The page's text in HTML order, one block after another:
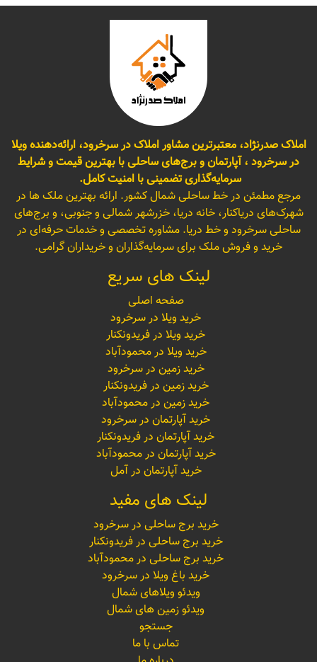
املاک صدرنژاد، معتبرترین مشاور املاک در سرخرود، ارائه‌دهنده ویلا
در سرخرود ، آپارتمان و برج‌های ساحلی با بهترین قیمت و شرایط
سرمایه‌گذاری تضمینی با امنیت کامل.
مرجع مطمئن در خط ساحلی شمال کشور. ارائه بهترین ملک ها در
شهرک‌های دریاکنار، خانه دریا، خزرشهر شمالی و جنوبی، و برج‌های
ساحلی سرخرود و خط دریا. مشاوره تخصصی و خدمات حرفه‌ای در
خرید و فروش ملک برای سرمایه‌گذاران و خریداران گرامی.
لینک های سریع
صفحه اصلی
خرید ویلا در سرخرود
خرید ویلا در فریدونکنار
خرید ویلا در محمودآباد
خرید زمین در سرخرود
خرید زمین در فریدونکنار
خرید زمین در محمودآباد
خرید آپارتمان در سرخرود
خرید آپارتمان در فریدونکنار
خرید آپارتمان در محمودآباد
خرید آپارتمان در آمل
لینک های مفید
خرید برج ساحلی در سرخرود
خرید برج ساحلی در فریدونکنار
خرید برج ساحلی در محمودآباد
خرید باغ ویلا در سرخرود
ویدئو ویلاهای شمال
ویدئو زمین های شمال
جستجو
تماس با ما